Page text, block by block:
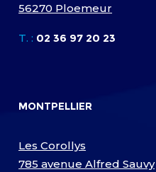
56270 Ploemeur
T. : 02 36 97 20 23
MONTPELLIER
Les Corollys
785 avenue Alfred Sauvy